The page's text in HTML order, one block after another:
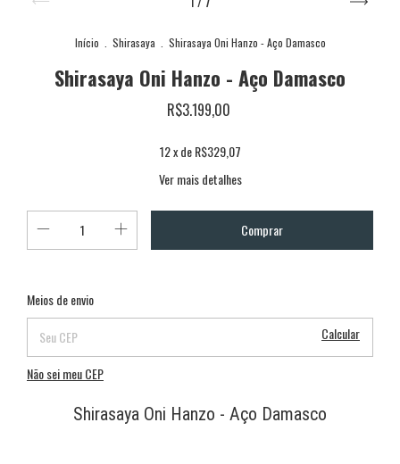
Início Shirasaya Shirasaya Oni Hanzo - Aço Damasco
Shirasaya Oni Hanzo - Aço Damasco
R$3.199,00
12x deR$329,07
Ver mais detalhes
Entregas para o CEP:
Meios de envio
Calcular
Não sei meu CEP
Shirasaya Oni Hanzo - Aço Damasco